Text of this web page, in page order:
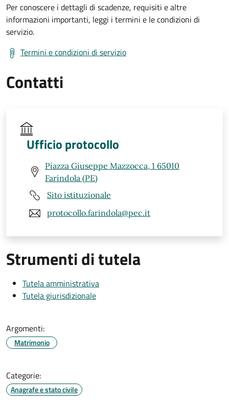
Per conoscere i dettagli di scadenze, requisiti e altre
informazioni importanti, leggi i termini e le condizioni di
servizio.
Termini e condizioni di servizio
Contatti
Ufficio protocollo
Piazza Giuseppe Mazzocca, 1 65010
Farindola (PE)
Sito istituzionale
protocollo.farindola@pec.it
Strumenti di tutela
Tutela amministrativa
Tutela giurisdizionale
Argomenti:
Matrimonio
Categorie:
Anagrafe e stato civile